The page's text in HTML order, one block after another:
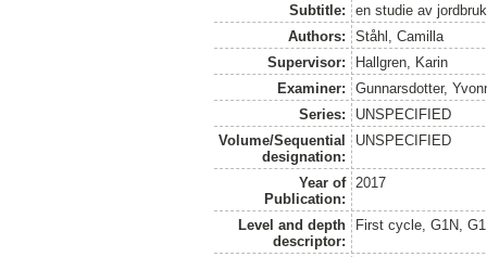
Subtitle:
en studie av
Authors:
Ståhl, Camilla
Supervisor:
Hallgren, Karin
Examiner:
Gunnarsdotter,
Series:
UNSPECIFIED
Volume/Sequential
designation:
UNSPECIFIED
Year of
Publication:
2017
Level and depth
descriptor:
First cycle, G1N,